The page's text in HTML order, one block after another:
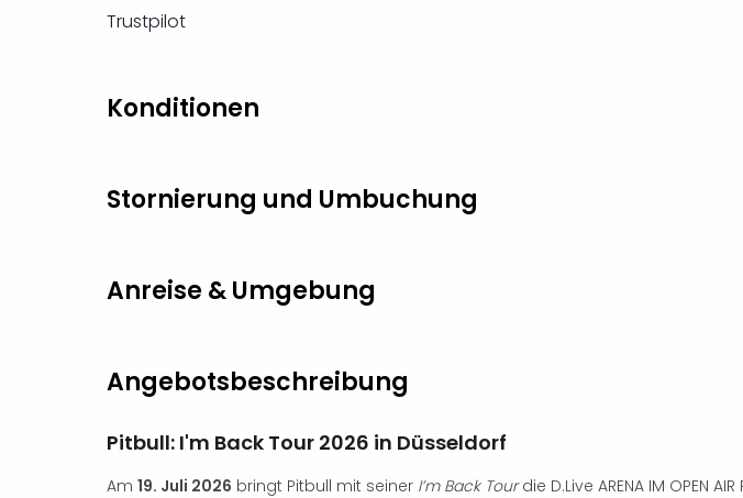
Trustpilot
Konditionen
Stornierung und Umbuchung
Anreise & Umgebung
Angebotsbeschreibung
Pitbull: I'm Back Tour 2026 in Düsseldorf
Am 19. Juli 2026 bringt Pitbull mit seiner I’m Back Tourdie D.Live ARENA IM OPEN AIR